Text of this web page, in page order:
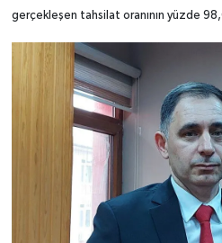
gerçekleşen tahsilat oranının yüzde